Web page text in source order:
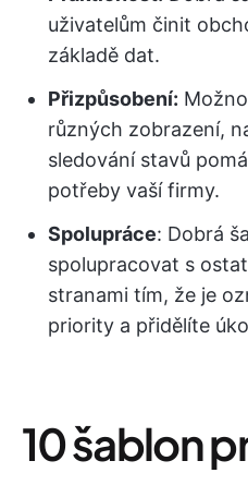
uživatelům činit
základě dat.
Přizpůsobení:
různých zobrazení,
sledování stavů
potřeby vaší firmy.
Spolupráce: Dobrá
spolupracovat s
stranami tím, že je
priority a přidělíte
10 šablon